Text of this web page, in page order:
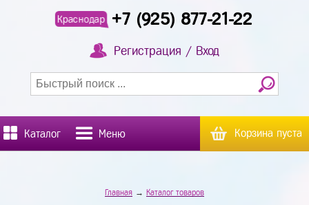
Краснодар +7 (925) 877-21-22
Регистрация / Вход
Каталог Меню Корзина пуста
Главная → Каталог товаров